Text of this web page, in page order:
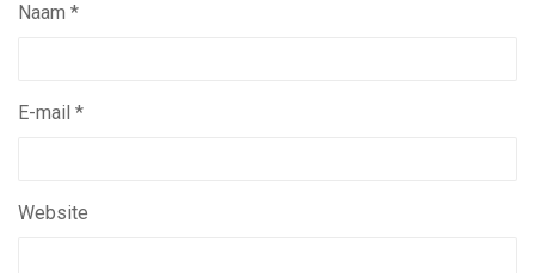
Naam *
E-mail *
Website